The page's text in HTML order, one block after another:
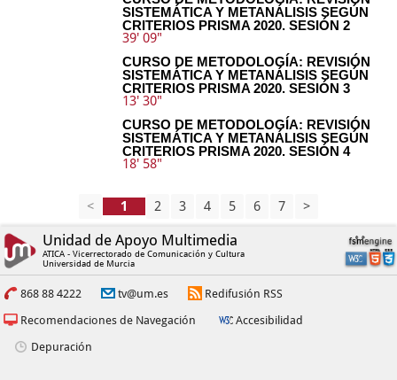
SISTEMÁTICA Y METANÁLISIS SEGÚN
CRITERIOS PRISMA 2020. SESIÓN 2
39' 09"
CURSO DE METODOLOGÍA: REVISIÓN
SISTEMÁTICA Y METANÁLISIS SEGÚN
CRITERIOS PRISMA 2020. SESIÓN 3
13' 30"
CURSO DE METODOLOGÍA: REVISIÓN
SISTEMÁTICA Y METANÁLISIS SEGÚN
CRITERIOS PRISMA 2020. SESIÓN 4
18' 58"
< 2 3 4 5 6 7 >
Unidad de Apoyo Multimedia
ATICA - Vicerrectorado de Comunicación y Cultura
Universidad de Murcia
868 88 4222 tv@um.es
Redifusión RSS
Recomendaciones de Navegación
Accesibilidad
Depuración